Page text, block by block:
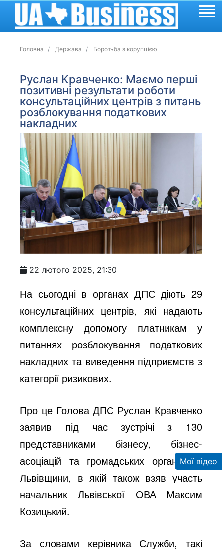
Головна Держава Боротьба з корупцією
Руслан Кравченко: Маємо перші
позитивні результати роботи
консультаційних центрів з питань
розблокування податкових
накладних
22 лютого 2025, 21:30
На сьогодні в органах ДПС діють 29
консультаційних центрів, які надають
комплексну допомогу платникам у
питаннях розблокування податкових
накладних та виведення підприємств з
категорії ризикових.
Про це Голова ДПС Руслан Кравченко
заявив під час зустрічі з 130
представниками бізнесу, бізнес-
асоціацій та громадських організацій
Львівщини, в якій також взяв участь
начальник Львівської ОВА Максим
Козицький.
За словами керівника Служби, такі
Мої відео